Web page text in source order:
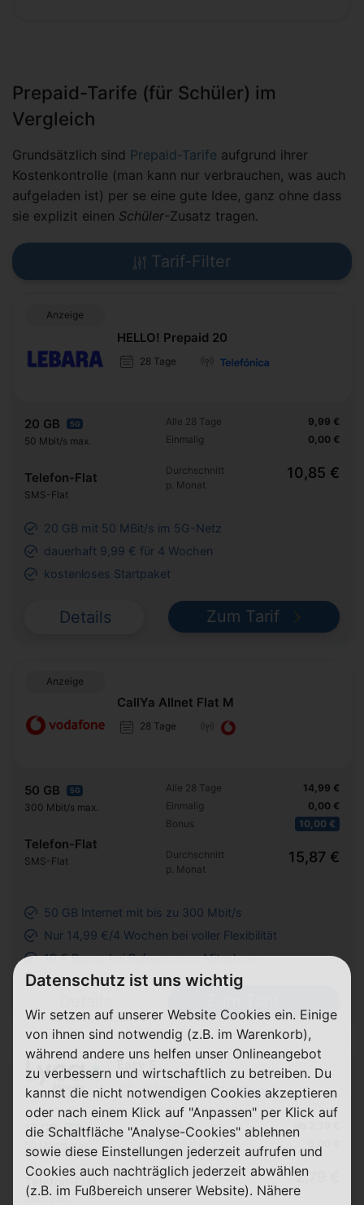
Prepaid-Tarife (für Schüler) im
Vergleich
Grundsätzlich sind Prepaid-Tarife aufgrund ihrer
Kostenkontrolle (man kann nur verbrauchen, was auch
aufgeladen ist) per se eine gute Idee, ganz ohne dass
sie explizit einen Schüler-Zusatz tragen.
Tarif-Filter
Anzeige
HELLO! Prepaid 20
28 Tage
20 GB 5G
50 Mbit/s max.
Telefon-Flat
SMS-Flat
Alle 28 Tage
Einmalig
9,99 €
0,00 €
Durchschnitt
p. Monat
10,85 €
20 GB mit 50 MBit/s im 5G-Netz
dauerhaft 9,99 € für 4 Wochen
kostenloses Startpaket
Details Zum Tarif
Anzeige
CallYa Allnet Flat M
28 Tage
50 GB 5G
300 Mbit/s max.
Telefon-Flat
SMS-Flat
Alle 28 Tage
Einmalig
Bonus
14,99 €
0,00 €
10,00 €
Durchschnitt
p. Monat
15,87 €
50 GB Internet mit bis zu 300 Mbit/s
Nur 14,99 €/4 Wochen bei voller Flexibilität
10 € Bonus bei Rufnummern-Mitnahme
Easy S
28 Tage
12 GB 5G
50 Mbit/s max.
Telefon-Flat
SMS-Flat
Alle 28 Tage
Durchschnitt
p. Monat
2,79 €
Datenschutz ist uns wichtig
Wir setzen auf unserer Website Cookies ein. Einige
von ihnen sind notwendig (z.B. im Warenkorb),
während andere uns helfen unser Onlineangebot
zu verbessern und wirtschaftlich zu betreiben. Du
kannst die nicht notwendigen Cookies akzeptieren
oder nach einem Klick auf "Anpassen" per Klick auf
die Schaltfläche "Analyse-Cookies" ablehnen
sowie diese Einstellungen jederzeit aufrufen und
Cookies auch nachträglich jederzeit abwählen
(z.B. im Fußbereich unserer Website). Nähere